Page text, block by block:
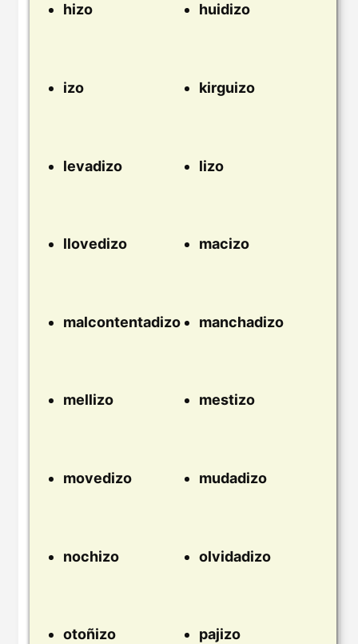
hizo huidizo
izo kirguizo
levadizo lizo
llovedizo macizo
malcontentadizo manchadizo
mellizo mestizo
movedizo mudadizo
nochizo olvidadizo
otoñizo pajizo